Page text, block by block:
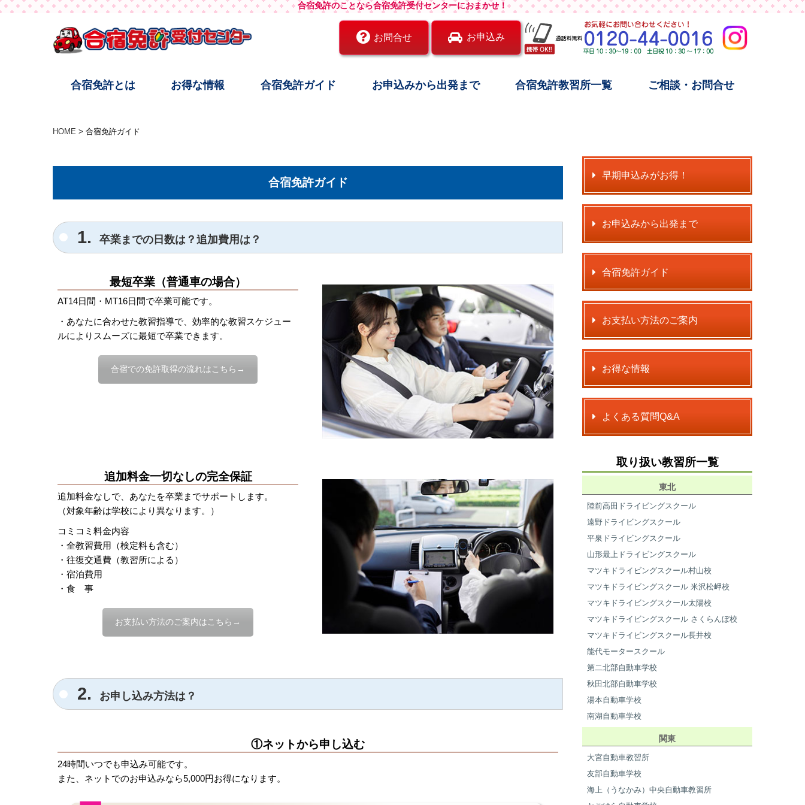
合宿免許のことなら合宿免許受付センターにおまかせ！
お問合せ お申込み
合宿免許とは お得な情報 合宿免許ガイド お申込みから出発まで 合宿免許教習所一覧 ご相談・お問合せ
HOME 合宿免許ガイド
合宿免許ガイド
1. 卒業までの日数は？追加費用は？
最短卒業（普通車の場合）
AT14日間・MT16日間で卒業可能です。
・あなたに合わせた教習指導で、効率的な教習スケジュー
ルによりスムーズに最短で卒業できます。
合宿での免許取得の流れはこちら→
追加料金一切なしの完全保証
追加料金なしで、あなたを卒業までサポートします。
（対象年齢は学校により異なります。）
コミコミ料金内容
・全教習費用（検定料も含む）
・往復交通費（教習所による）
・宿泊費用
・食 事
お支払い方法のご案内はこちら→
2. お申し込み方法は？
①ネットから申し込む
24時間いつでも申込み可能です。
また、ネットでのお申込みなら5,000円お得になります。
早期申込みがお得！
お申込みから出発まで
合宿免許ガイド
お支払い方法のご案内
お得な情報
よくある質問Q&A
取り扱い教習所一覧
東北
陸前高田ドライビングスクール
遠野ドライビングスクール
平泉ドライビングスクール
山形最上ドライビングスクール
マツキドライビングスクール村山校
マツキドライビングスクール 米沢松岬校
マツキドライビングスクール太陽校
マツキドライビングスクール さくらんぼ校
マツキドライビングスクール長井校
能代モータースクール
第二北部自動車学校
秋田北部自動車学校
湯本自動車学校
南湖自動車学校
関東
大宮自動車教習所
友部自動車学校
海上（うなかみ）中央自動車教習所